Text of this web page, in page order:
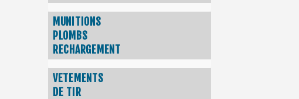
MUNITIONS
PLOMBS
RECHARGEMENT
VETEMENTS
DE TIR